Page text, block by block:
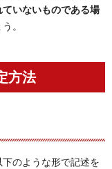
いないものである場
。
方法
のような形で記述を